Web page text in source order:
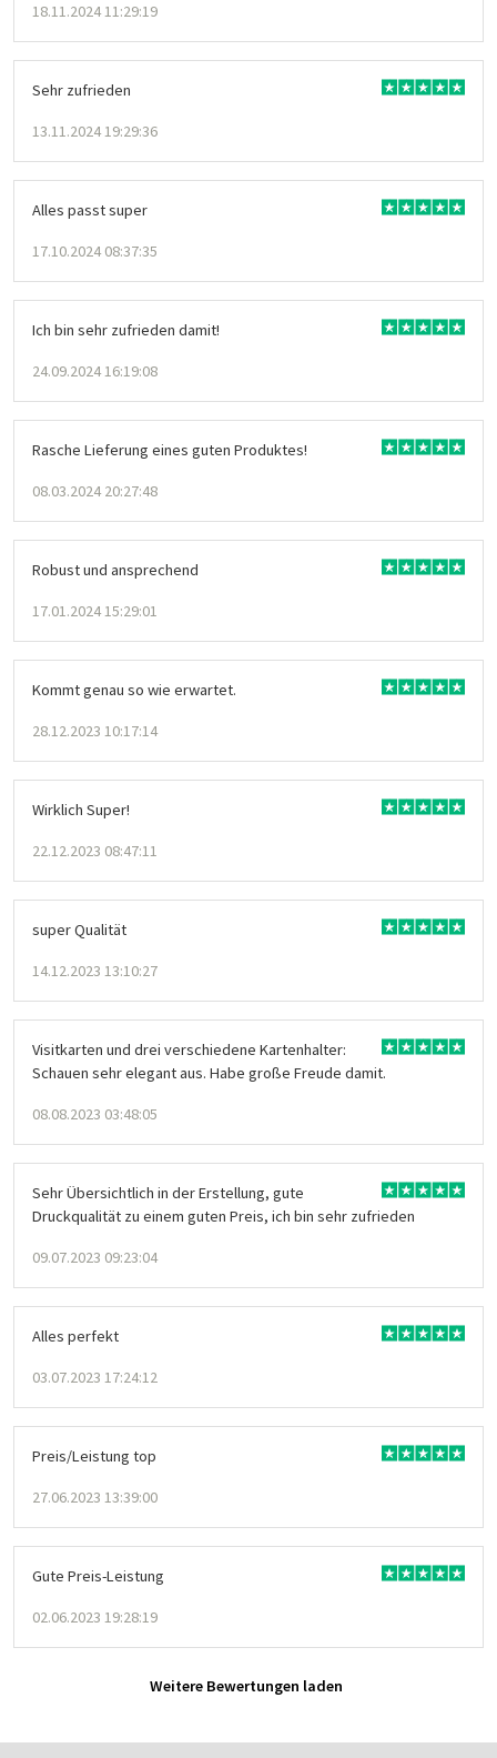
18.11.2024 11:29:19
Sehr zufrieden
13.11.2024 19:29:36
Alles passt super
17.10.2024 08:37:35
Ich bin sehr zufrieden damit!
24.09.2024 16:19:08
Rasche Lieferung eines guten Produktes!
08.03.2024 20:27:48
Robust und ansprechend
17.01.2024 15:29:01
Kommt genau so wie erwartet.
28.12.2023 10:17:14
Wirklich Super!
22.12.2023 08:47:11
super Qualität
14.12.2023 13:10:27
Visitkarten und drei verschiedene Kartenhalter:
Schauen sehr elegant aus. Habe große Freude damit.
08.08.2023 03:48:05
Sehr Übersichtlich in der Erstellung, gute
Druckqualität zu einem guten Preis, ich bin sehr zufrieden
09.07.2023 09:23:04
Alles perfekt
03.07.2023 17:24:12
Preis/Leistung top
27.06.2023 13:39:00
Gute Preis-Leistung
02.06.2023 19:28:19
Weitere Bewertungen laden